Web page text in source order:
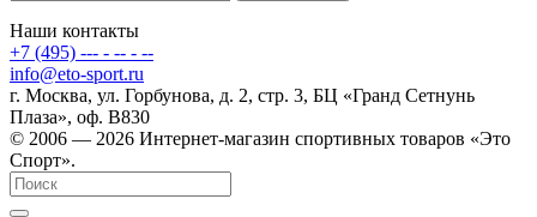
Наши контакты
+7 (495) --- - -- - --
info@eto-sport.ru
г. Москва, ул. Горбунова, д. 2, стр. 3, БЦ «Гранд Сетнунь
Плаза», оф. В830
© 2006 — 2026 Интернет-магазин спортивных товаров «Это
Спорт».